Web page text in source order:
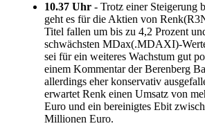
10.37 Uhr - Trotz einer Steigerung
geht es für die Aktien von
Titel fallen um bis zu 4,2 Prozent
schwächsten MDax(.MDAXI)-
sei für ein weiteres Wachstum gut
einem Kommentar der Berenberg
allerdings eher konservativ
erwartet Renk einen Umsatz von
Euro und ein bereinigtes Ebit
Millionen Euro.